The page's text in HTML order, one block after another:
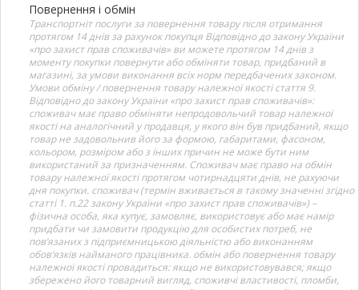
Повернення і обмін
Транспортніт послуги за повернення товару після отримання
протягом 14 днів за рахунок покупця Відповідно до закону України
«про захист прав споживачів» ви можете протягом 14 днів з
моменту покупки повернути або обміняти товар, придбаний в
магазині, за умови виконання всіх норм передбачених законом.
Умови обміну / повернення товару належної якості стаття 9.
Відповідно до закону України «про захист прав споживачів»:
споживач має право обміняти непродовольчий товар належної
якості на аналогічний у продавця, у якого він був придбаний, якщо
товар не задовольнив його за формою, габаритами, фасоном,
кольором, розміром або з інших причин не може бути ним
використаний за призначенням. Споживач має право на обмін
товару належної якості протягом чотирнадцяти днів, не рахуючи
дня покупки. споживач (термін вживається в такому значенні згідно
статті 1. п.22 закону України «про захист прав споживачів») –
фізична особа, яка купує, замовляє, використовує або має намір
придбати чи замовити продукцію для особистих потреб, не
пов’язаних з підприємницькою діяльністю або виконанням
обов’язків найманого працівника. обмін або повернення товару
належної якості провадиться: якщо не використовувався; якщо
збережено його товарний вигляд, споживчі властивості, пломби,